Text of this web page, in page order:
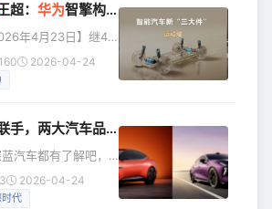
护 安全出行”的演讲。他指出，智能汽车
为智能座舱、智能辅助驾驶与智能运动域，
安全的基石。 陈伟表示：“华为智擎定位为
超： 华为智擎构筑 新能源汽车“用能之核心
年4月23日】继4
、产品投资评审委
董事长余承东在鸿蒙
与新品发布会上，
景及在“运动域”领域
。 他提出，智舱
将构成新能源汽车
160 2026-04-24
两大汽车品牌战略性整合！
汽车都有了解吧，
进行战略性整合
车集团全球战略发
2026-04-24
代